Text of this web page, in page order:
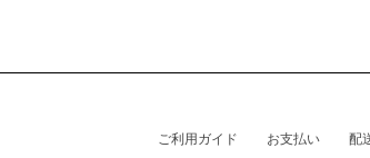
ご利用ガイド お支払い 配